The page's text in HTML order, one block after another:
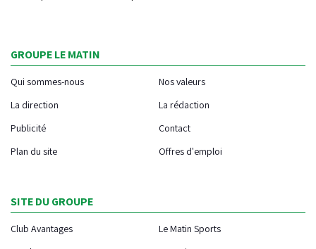
GROUPE LE MATIN
Qui sommes-nous
Nos valeurs
La direction
La rédaction
Publicité
Contact
Plan du site
Offres d'emploi
SITE DU GROUPE
Club Avantages
Le Matin Sports